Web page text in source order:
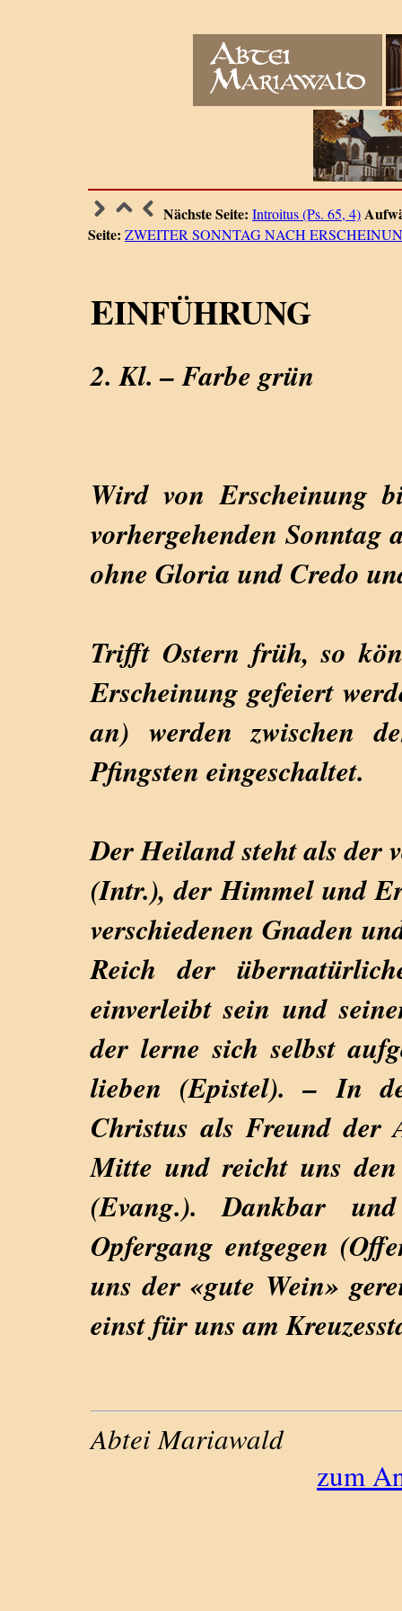
Nächste Seite: Introitus (Ps. 65, 4)
Seite: ZWEITER SONNTAG NACH
EINFÜHRUNG
2. Kl. – Farbe grün
Wird von Erscheinung
vorhergehenden Sonntag
ohne Gloria und Credo
Trifft Ostern früh, so
Erscheinung gefeiert
an) werden zwischen
Pfingsten eingeschaltet.
Der Heiland steht als der
(Intr.), der Himmel und
verschiedenen Gnaden
Reich der
einverleibt sein und
der lerne sich selbst
lieben (Epistel). – In
Christus als Freund der
Mitte und reicht uns
(Evang.). Dankbar
Opfergang entgegen
uns der «gute Wein»
einst für uns am
Abtei Mariawald
zum